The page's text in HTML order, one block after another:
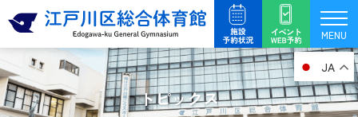
を
ス
キ
ッ
MENU
トピックス
JA